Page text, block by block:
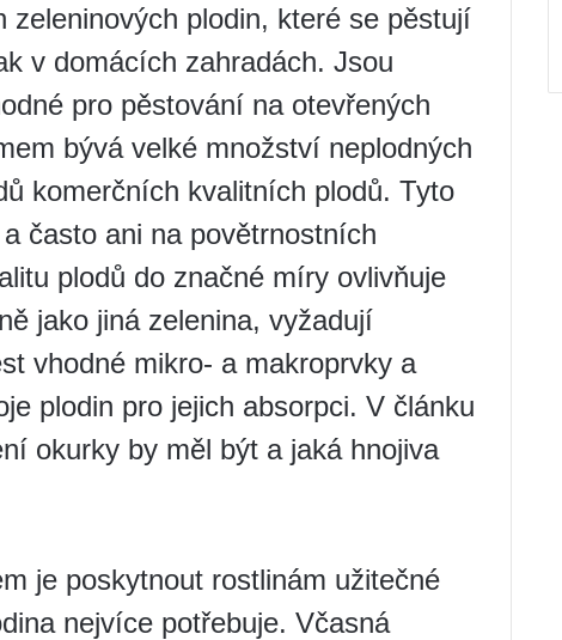
zeleninových plodin, které se pěstují
v domácích zahradách. Jsou
pro pěstování na otevřených
bývá velké množství neplodných
komerčních kvalitních plodů. Tyto
často ani na povětrnostních
plodů do značné míry ovlivňuje
jako jiná zelenina, vyžadují
vhodné mikro- a makroprvky a
plodin pro jejich absorpci. V článku
okurky by měl být a jaká hnojiva
je poskytnout rostlinám užitečné
nejvíce potřebuje. Včasná